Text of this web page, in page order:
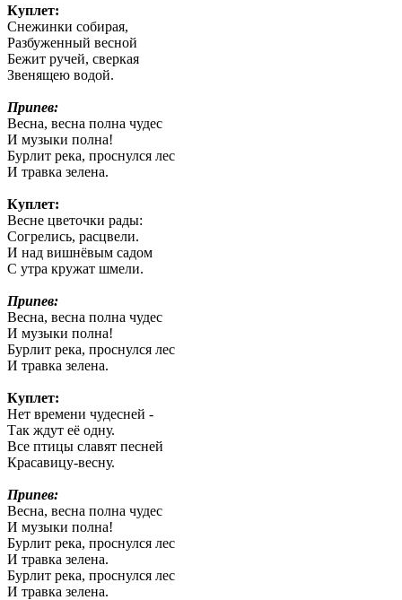
Куплет:
Снежинки собирая,
Разбуженный весной
Бежит ручей, сверкая
Звенящею водой.
Припев:
Весна, весна полна чудес
И музыки полна!
Бурлит река, проснулся лес
И травка зелена.
Куплет:
Весне цветочки рады:
Согрелись, расцвели.
И над вишнёвым садом
С утра кружат шмели.
Припев:
Весна, весна полна чудес
И музыки полна!
Бурлит река, проснулся лес
И травка зелена.
Куплет:
Нет времени чудесней -
Так ждут её одну.
Все птицы славят песней
Красавицу-весну.
Припев:
Весна, весна полна чудес
И музыки полна!
Бурлит река, проснулся лес
И травка зелена.
Бурлит река, проснулся лес
И травка зелена.